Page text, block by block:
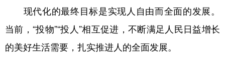
现代化的最终目标是实现人自由而全面的发展。
当前，“投物”“投人”相互促进，不断满足人民日益增长
的美好生活需要，扎实推进人的全面发展。